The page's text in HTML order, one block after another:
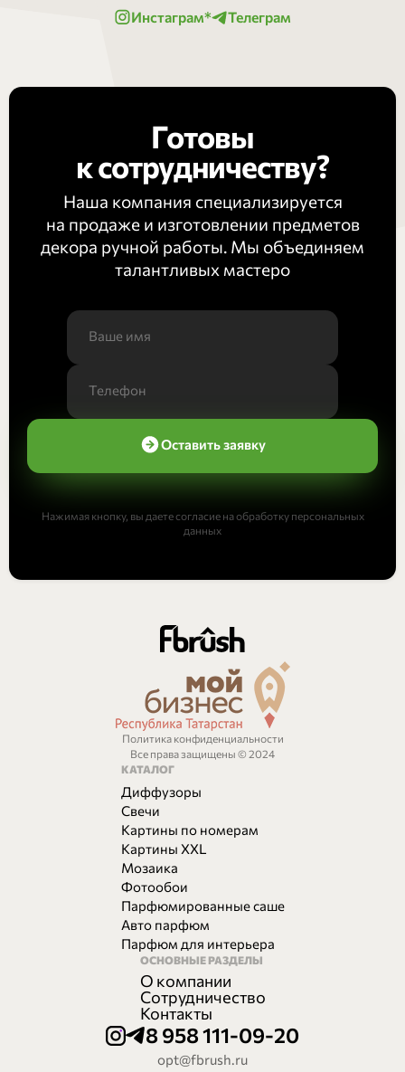
Инстаграм* Телеграм
Готовы
к сотрудничеству?
Наша компания специализируется
на продаже и изготовлении предметов
декора ручной работы. Мы объединяем
талантливых мастеро
Оставить заявку
Нажимая кнопку, вы даете согласие на обработку персональных
данных
Политика конфиденциальности
Все права защищены © 2024
КАТАЛОГ
Диффузоры
Свечи
Картины по номерам
Картины XXL
Мозаика
Фотообои
Парфюмированные саше
Авто парфюм
Парфюм для интерьера
ОСНОВНЫЕ РАЗДЕЛЫ
О компании
Сотрудничество
Контакты
8 958 111-09-20
opt@fbrush.ru